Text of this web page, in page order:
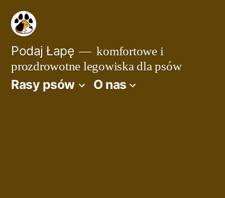
Przejdź
treściPodaj Łapę
komfortowe i
prozdrowotne legowiska dla psów
Rasy psów O nas